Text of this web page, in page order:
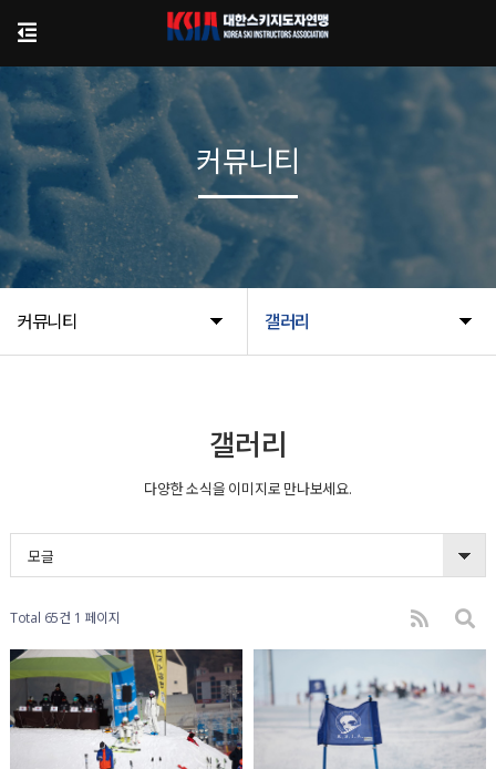
커뮤니티 갤러리
커뮤니티
갤러리
다양한 소식을 이미지로 만나보세요.
모글
Total 65건 1 페이지